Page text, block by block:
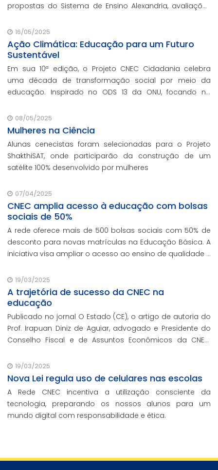
propostas do Sistema de Ensino Alexandria, avaliações
escolar e parcerias com prefeituras durante ev
16/05/2025
Ação Climática: Educação para um Futuro
Sustentável
Em sua 10ª edição, o Projeto CNEC Cidadania celebra
uma década de transformação social por meio da
educação. Inspirado no ODS 13 da ONU, focando no
promoção da sustentabilidade.
08/05/2025
Mulheres na Ciência
Alunas cenecistas foram selecionadas para o Projeto
ShakthiSAT, onde participarão da construção de um
satélite 100% desenvolvido por mulheres
07/04/2025
CNEC amplia acesso à educação com bolsas
sociais de 50%
A rede oferece mais de 500 bolsas sociais com 50% de
desconto para novas matrículas na Educação Básica. A
iniciativa visa ampliar o acesso ao ensino de qualidade e
19/03/2025
A trajetória de sucesso da CNEC na
educação
Publicado no jornal O Estado (CE), o artigo de autoria do
Prof. Irapuan Diniz de Aguiar, advogado e Presidente do
Conselho Fiscal e de Assuntos Econômicos da CNEC,
brasileira.
19/03/2025
Nova Lei regula uso de celulares nas escolas
A Rede CNEC incentiva a utilização consciente da
tecnologia, preparando os nossos alunos para um
mundo digital com responsabilidade e ética.